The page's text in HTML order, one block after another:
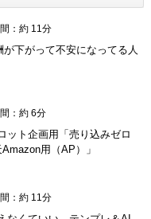
：約 11分
下がって不安になってる人
：約 6分
ット企画用「売り込みゼロ
用（AP）」
：約 11分